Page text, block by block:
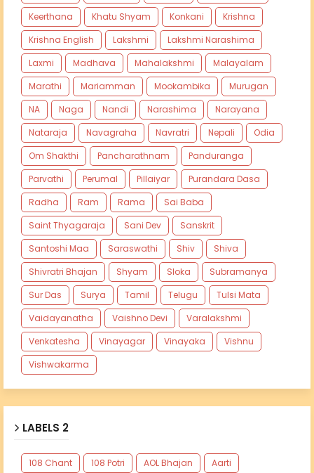
Keerthana
Khatu Shyam Konkani
Krishna
Krishna English
Lakshmi
Lakshmi Narashima
Laxmi
Madhava Mahalakshmi
Malayalam
Marathi
Mariamman Mookambika
Murugan
NA
Naga Nandi Narashima
Narayana
Nataraja
Navagraha Navratri Nepali
Odia
Om Shakthi
Pancharathnam
Panduranga
Parvathi
Perumal Pillaiyar
Purandara Dasa
Radha
Ram Rama
Sai Baba
Saint Thyagaraja
Sani Dev
Sanskrit
Santoshi Maa
Saraswathi Shiv
Shiva
Shivratri Bhajan
Shyam Sloka
Subramanya
Sur Das
Surya Tamil Telugu
Tulsi Mata
Vaidayanatha
Vaishno Devi
Varalakshmi
Venkatesha
Vinayagar Vinayaka
Vishnu
Vishwakarma
LABELS 2
108 Chant 108 Potri AOL Bhajan
Aarti